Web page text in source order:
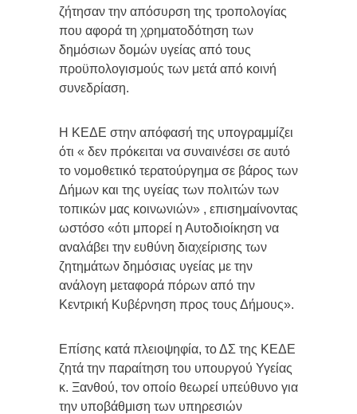
ζήτησαν την απόσυρση της τροπολογίας
που αφορά τη χρηματοδότηση των
δημόσιων δομών υγείας από τους
προϋπολογισμούς των μετά από κοινή
συνεδρίαση.
Η ΚΕΔΕ στην απόφασή της υπογραμμίζει
ότι « δεν πρόκειται να συναινέσει σε αυτό
το νομοθετικό τερατούργημα σε βάρος των
Δήμων και της υγείας των πολιτών των
τοπικών μας κοινωνιών» , επισημαίνοντας
ωστόσο «ότι μπορεί η Αυτοδιοίκηση να
αναλάβει την ευθύνη διαχείρισης των
ζητημάτων δημόσιας υγείας με την
ανάλογη μεταφορά πόρων από την
Κεντρική Κυβέρνηση προς τους Δήμους».
Επίσης κατά πλειοψηφία, το ΔΣ της ΚΕΔΕ
ζητά την παραίτηση του υπουργού Υγείας
κ. Ξανθού, τον οποίο θεωρεί υπεύθυνο για
την υποβάθμιση των υπηρεσιών